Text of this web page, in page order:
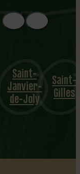
Saint-
Gilles
Sainte-
Croix